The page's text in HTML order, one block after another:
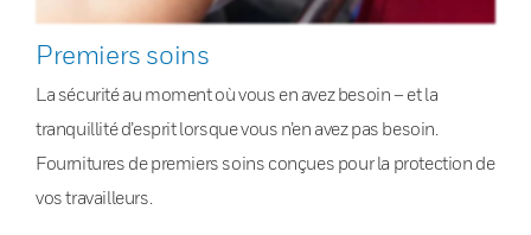
Premiers soins
La sécurité au moment où vous en avez besoin – et la
tranquillité d’esprit lorsque vous n’en avez pas besoin.
Fournitures de premiers soins conçues pour la protection de
vos travailleurs.